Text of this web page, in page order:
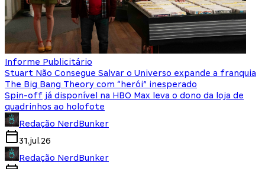
Informe Publicitário
Stuart Não Consegue Salvar o Universo expande a franquia
The Big Bang Theory com “herói” inesperado
Spin-off já disponível na HBO Max leva o dono da loja de
quadrinhos ao holofote
Redação NerdBunker
31.jul.26
Redação NerdBunker